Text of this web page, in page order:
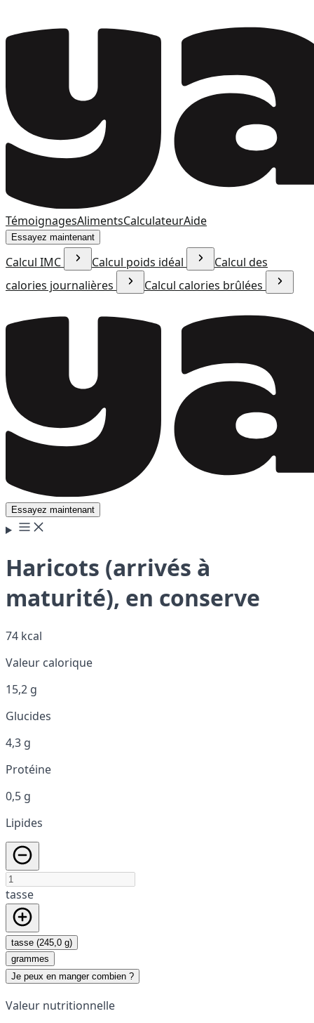
TémoignagesAlimentsCalculateurAide
Essayez maintenant
Calcul IMC Calcul poids idéal
Calcul des
calories journalières
Calcul calories brûlées
Essayez maintenant
Haricots (arrivés à
maturité), en conserve
74 kcal
Valeur calorique
15,2 g
Glucides
4,3 g
Protéine
0,5 g
Lipides
tasse
tasse (245,0 g)
grammes
Je peux en manger combien ?
Valeur nutritionnelle